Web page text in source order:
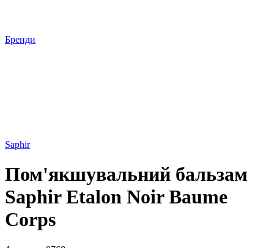
Бренди
Saphir
Пом'якшувальний бальзам
Saphir Etalon Noir Baume
Corps